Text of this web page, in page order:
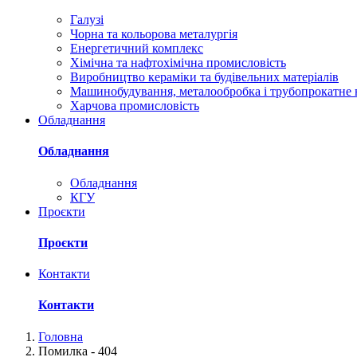
Галузі
Чорна та кольорова металургія
Енергетичний комплекс
Хімічна та нафтохімічна промисловість
Виробництво кераміки та будівельних матеріалів
Машинобудування, металообробка і трубопрокатне
Харчова промисловість
Обладнання
Обладнання
Обладнання
КГУ
Проєкти
Проєкти
Контакти
Контакти
Головна
Помилка - 404